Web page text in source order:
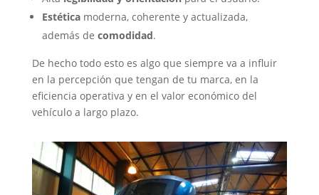
Estéticamoderna, coherente y actualizada,
además de comodidad.
De hecho todo esto es algo que siempre va a influir
en la percepción que tengan de tu marca, en la
eficiencia operativa y en el valor económico del
vehículo a largo plazo.